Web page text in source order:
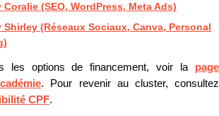
Coralie (SEO, WordPress, Meta Ads)
Shirley (Réseaux Sociaux, Canva, Personal
les options de financement, voir la page
. Pour revenir au cluster, consultez
CPF.